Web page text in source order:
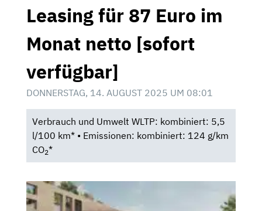
Leasing für 87 Euro im
Monat netto [sofort
verfügbar]
DONNERSTAG, 14. AUGUST 2025 UM 08:01
Verbrauch und Umwelt WLTP: kombiniert: 5,5
l/100 km* • Emissionen: kombiniert: 124 g/km
CO2*